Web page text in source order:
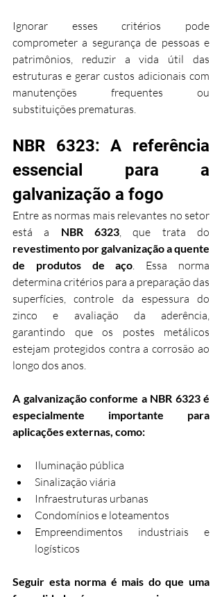
Ignorar esses critérios pode
comprometer a segurança de pessoas e
patrimônios, reduzir a vida útil das
estruturas e gerar custos adicionais com
manutenções frequentes ou
substituições prematuras.
NBR 6323: A referência
essencial para a
galvanização a fogo
Entre as normas mais relevantes no setor
está a NBR 6323
revestimento por galvanização a quente
de produtos de aço . Essa norma
determina critérios para a preparação das
superfícies, controle da espessura do
zinco e avaliação da aderência,
garantindo que os postes metálicos
estejam protegidos contra a corrosão ao
longo dos anos.
A galvanização conforme a NBR 6323 é
especialmente importante para
aplicações externas, como:
Iluminação pública
Sinalização viária
Infraestruturas urbanas
Condomínios e loteamentos
Empreendimentos industriais e
logísticos
Seguir esta norma é mais do que uma